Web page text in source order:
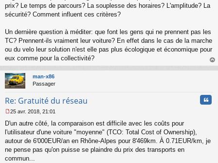
prix? Le temps de parcours? La souplesse des horaires? L'amplitude? La
sécurité? Comment influent ces critères?
Un dernière question à méditer: que font les gens qui ne prennent pas les
TC? Prennent-ils vraiment leur voiture? En effet dans le cas de la marche
ou du velo leur solution n'est elle pas plus écologique et économique pour
eux comme pour la collectivité?
au
man-x86
Passager
Re: Gratuité du réseau
e
s
s
g
e
25 avr. 2018, 21:01
D'un autre côté, la comparaison est difficile avec les coûts pour
l'utilisateur d'une voiture "moyenne" (TCO: Total Cost of Ownership),
autour de 6'000EUR/an en Rhône-Alpes pour 8'469km. À 0.71EUR/km, je
ne pense pas qu'on puisse se plaindre du prix des transports en
commun...